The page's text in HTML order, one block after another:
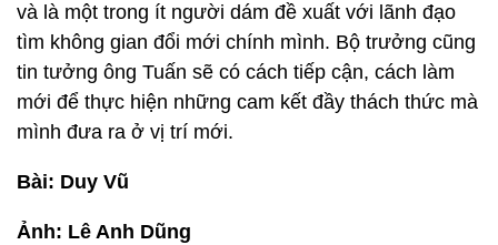
và là một trong ít người dám đề xuất với lãnh đạo
tìm không gian đổi mới chính mình. Bộ trưởng cũng
tin tưởng ông Tuấn sẽ có cách tiếp cận, cách làm
mới để thực hiện những cam kết đầy thách thức mà
mình đưa ra ở vị trí mới.
Bài: Duy Vũ
Ảnh: Lê Anh Dũng